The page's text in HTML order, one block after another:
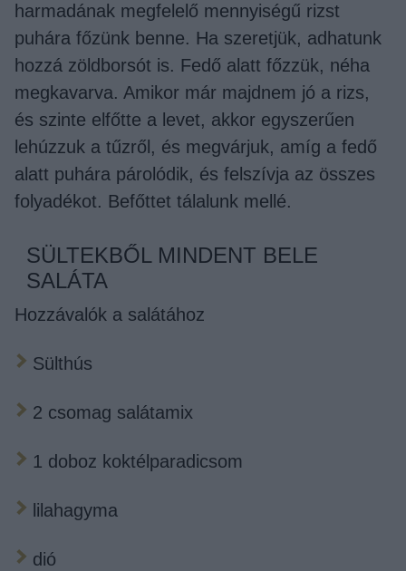
harmadának megfelelő mennyiségű rizst
puhára főzünk benne. Ha szeretjük, adhatunk
hozzá zöldborsót is. Fedő alatt főzzük, néha
megkavarva. Amikor már majdnem jó a rizs,
és szinte elfőtte a levet, akkor egyszerűen
lehúzzuk a tűzről, és megvárjuk, amíg a fedő
alatt puhára párolódik, és felszívja az összes
folyadékot. Befőttet tálalunk mellé.
SÜLTEKBŐL MINDENT BELE
SALÁTA
Hozzávalók a salátához
Sülthús
2 csomag salátamix
1 doboz koktélparadicsom
lilahagyma
dió